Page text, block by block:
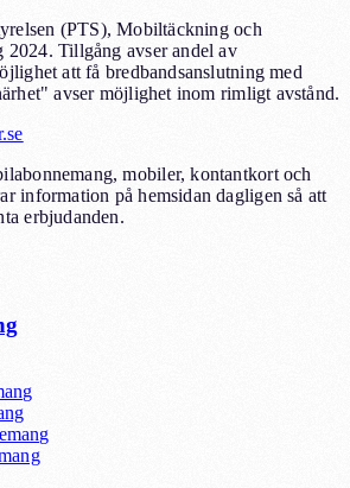
(PTS), Mobiltäckning och
2024. Tillgång avser andel av
att få bredbandsanslutning med
avser möjlighet inom rimligt avstånd.
mobiler, kontantkort och
information på hemsidan dagligen så att
erbjudanden.